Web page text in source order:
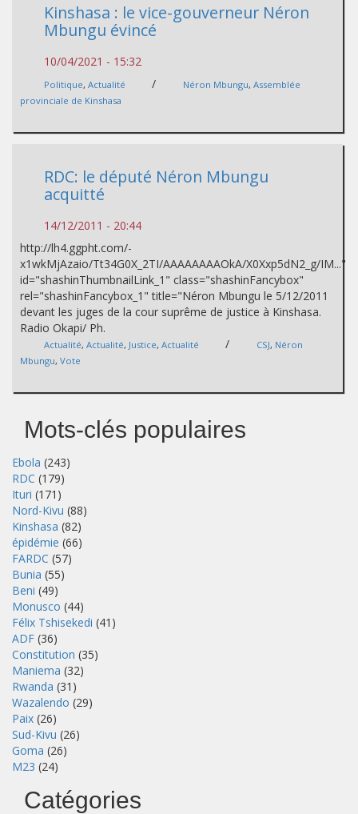
Kinshasa : le vice-gouverneur Néron
Mbungu évincé
10/04/2021 - 15:32
Politique, Actualité / Néron Mbungu, Assemblée
provinciale de Kinshasa
RDC: le député Néron Mbungu
acquitté
14/12/2011 - 20:44
http://lh4.ggpht.com/-
x1wkMjAzaio/Tt34G0X_2TI/AAAAAAAAOkA/X0Xxp5dN2_g/IM..."
id="shashinThumbnailLink_1" class="shashinFancybox"
rel="shashinFancybox_1" title="Néron Mbungu le 5/12/2011
devant les juges de la cour suprême de justice à Kinshasa.
Radio Okapi/ Ph.
Actualité, Actualité, Justice, Actualité / CSJ, Néron
Mbungu, Vote
Mots-clés populaires
Ebola (243)
RDC (179)
Ituri (171)
Nord-Kivu (88)
Kinshasa (82)
épidémie (66)
FARDC (57)
Bunia (55)
Beni (49)
Monusco (44)
Félix Tshisekedi (41)
ADF (36)
Constitution (35)
Maniema (32)
Rwanda (31)
Wazalendo (29)
Paix (26)
Sud-Kivu (26)
Goma (26)
M23 (24)
Catégories